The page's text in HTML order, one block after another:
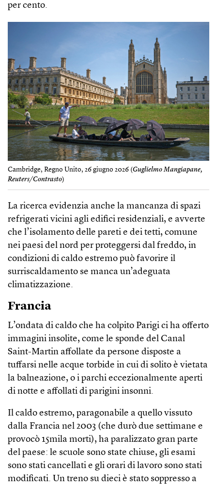
per cento.
Cambridge, Regno Unito, 26 giugno 2026 (Guglielmo Mangiapane,
Reuters/Contrasto)
La ricerca evidenzia anche la mancanza di spazi
refrigerati vicini agli edifici residenziali, e avverte
che l’isolamento delle pareti e dei tetti, comune
nei paesi del nord per proteggersi dal freddo, in
condizioni di caldo estremo può favorire il
surriscaldamento se manca un’adeguata
climatizzazione.
Francia
L’ondata di caldo che ha colpito Parigi ci ha offerto
immagini insolite, come le sponde del Canal
Saint-Martin affollate da persone disposte a
tuffarsi nelle acque torbide in cui di solito è vietata
la balneazione, o i parchi eccezionalmente aperti
di notte e affollati di parigini insonni.
Il caldo estremo, paragonabile a quello vissuto
dalla Francia nel 2003 (che durò due settimane e
provocò 15mila morti), ha paralizzato gran parte
del paese: le scuole sono state chiuse, gli esami
sono stati cancellati e gli orari di lavoro sono stati
modificati. Un treno su dieci è stato soppresso a